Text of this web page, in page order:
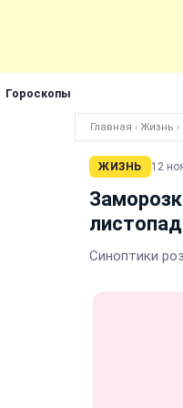
Гороскопы
Главная › Жизнь ›
ЖИЗНЬ 12
Синоптики